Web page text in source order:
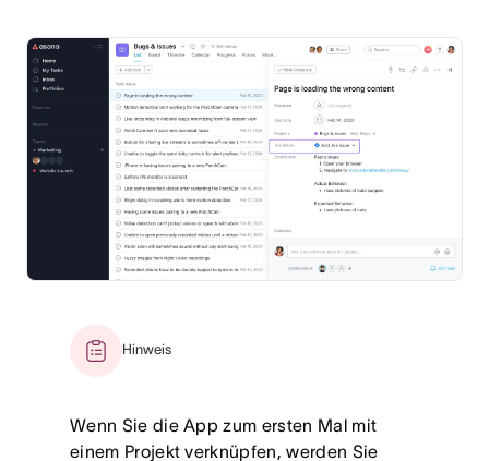
Hinweis
Wenn Sie die App zum ersten Mal mit
einem Projekt verknüpfen, werden Sie